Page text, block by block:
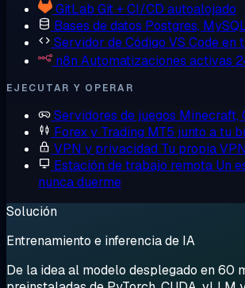
GitLab Git + CI/CD autoalojado
Bases de datos Postgres,
Servidor de Código VS Code en
n8n Automatizaciones activas
EJECUTAR Y OPERAR
Servidores de juegos Minecraft,
Forex y Trading MT5 junto a tu
VPN y privacidad Tu propia
Estación de trabajo remota Un
nunca duerme
Solución
Entrenamiento e inferencia de IA
De la idea al modelo desplegado en 60